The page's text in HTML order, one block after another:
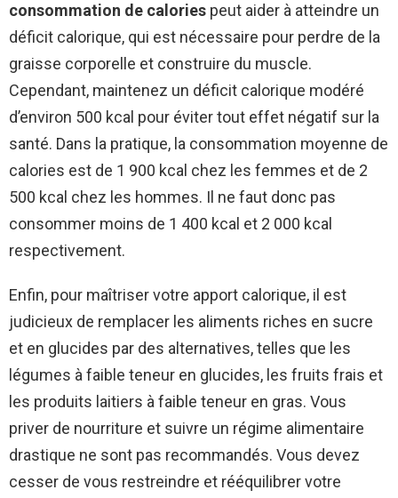
consommation de calories peut aider à atteindre un
déficit calorique, qui est nécessaire pour perdre de la
graisse corporelle et construire du muscle.
Cependant, maintenez un déficit calorique modéré
d’environ 500 kcal pour éviter tout effet négatif sur la
santé. Dans la pratique, la consommation moyenne de
calories est de 1 900 kcal chez les femmes et de 2
500 kcal chez les hommes. Il ne faut donc pas
consommer moins de 1 400 kcal et 2 000 kcal
respectivement.
Enfin, pour maîtriser votre apport calorique, il est
judicieux de remplacer les aliments riches en sucre
et en glucides par des alternatives, telles que les
légumes à faible teneur en glucides, les fruits frais et
les produits laitiers à faible teneur en gras. Vous
priver de nourriture et suivre un régime alimentaire
drastique ne sont pas recommandés. Vous devez
cesser de vous restreindre et rééquilibrer votre